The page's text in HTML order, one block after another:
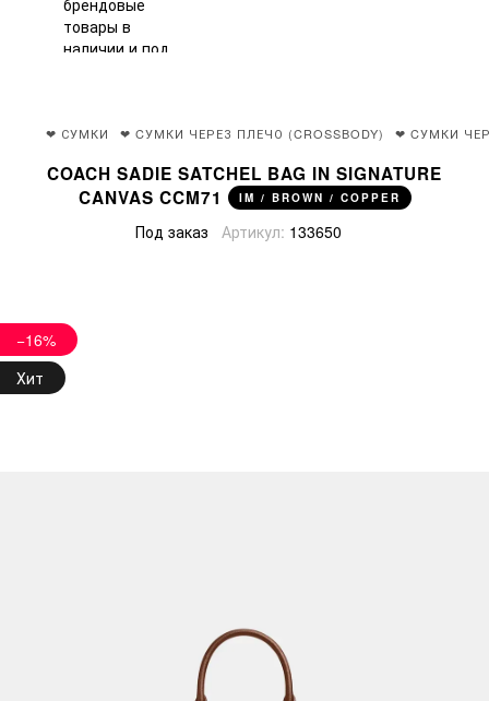
❤ СУМКИ ❤ CУМКИ ЧЕРЕЗ ПЛЕЧО (CROSSBODY) ❤ CУМКИ
COACH SADIE SATCHEL BAG IN SIGNATURE
CANVAS CCM71
IM / BROWN / COPPER
Под заказ Артикул: 133650
−16%
Хит